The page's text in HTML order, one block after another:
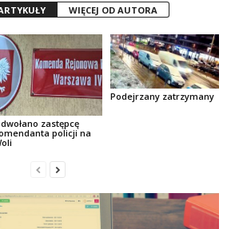
WIĘCEJ OD AUTORA
zastępcę
policji na
Podejrzany zatrzymany